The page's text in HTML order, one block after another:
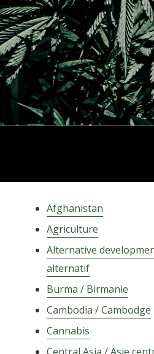
Afghanistan
Agriculture
Alternative
alternatif
Burma / Birmanie
Cambodia / Cambodge
Cannabis